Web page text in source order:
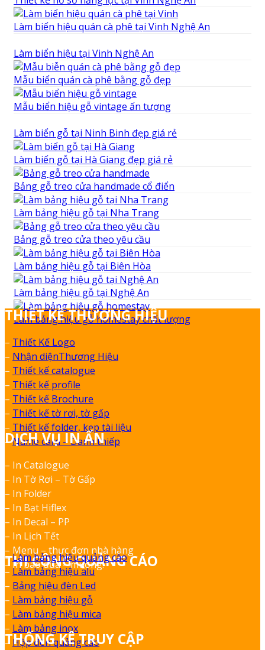
Làm biển hiệu quán cà phê tại Vinh Nghệ An
Làm biển hiệu tại Vinh Nghệ An
Mẫu biển quán cà phê bằng gỗ đẹp
Mẫu biển hiệu gỗ vintage ấn tượng
Làm biển gỗ tại Ninh Binh đẹp giá rẻ
Làm biển gỗ tại Hà Giang đẹp giá rẻ
Bảng gỗ treo cửa handmade cổ điển
Làm bảng hiệu gỗ tại Nha Trang
Bảng gỗ treo cửa theo yêu cầu
Làm bảng hiệu gỗ tại Biên Hòa
Làm bảng hiệu gỗ tại Nghệ An
Làm bảng hiệu gỗ homestay chất lượng
THIẾT KẾ THƯƠNG HIỆU
– Thiết Kế Logo
– Nhận diệnThương Hiệu
– Thiết kế catalogue
– Thiết kế profile
– Thiết kế Brochure
– Thiết kế tờ rơi, tờ gấp
– Thiết kế folder, kẹp tài liệu
–Name card – Danh thiếp
DỊCH VỤ IN ẤN
– In Catalogue
– In Tờ Rơi – Tờ Gấp
– In Folder
– In Bạt Hiflex
– In Decal – PP
– In Lịch Tết
– Menu – thực đơn nhà hàng
– In bao đũa – muỗng.
THI CÔNG QUẢNG CÁO
–Làm bảng hiệu quảng cáo
– Làm bảng hiệu alu
– Bảng hiệu đèn Led
– Làm bảng hiệu gỗ
– Làm bảng hiệu mica
– Làm bảng inox
– Hộp đèn quảng cáo
THỐNG KÊ TRUY CẬP